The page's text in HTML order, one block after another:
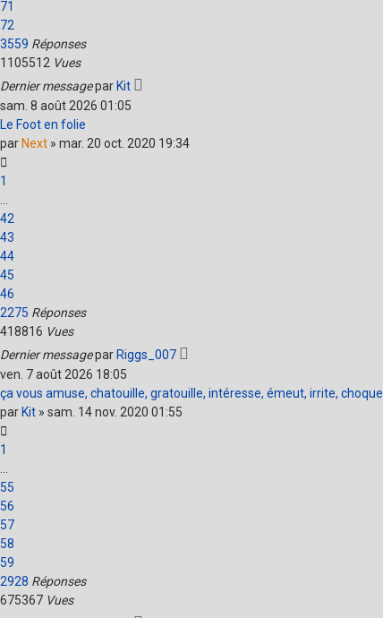
71
72
3559 Réponses
1105512 Vues
Dernier messagepar Kit
sam. 8 août 2026 01:05
Le Foot en folie
par Next » mar. 20 oct. 2020 19:34
1
42
43
44
45
46
2275 Réponses
418816 Vues
Dernier messagepar Riggs_007
ven. 7 août 2026 18:05
ça vous amuse, chatouille, gratouille, intéresse, émeut, irrite, choque
par Kit » sam. 14 nov. 2020 01:55
1
55
56
57
58
59
2928 Réponses
675367 Vues